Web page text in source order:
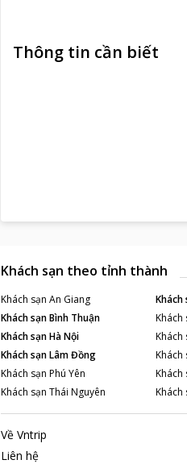
Thông tin cần biết
Khách sạn theo tỉnh thành
Khách sạn An Giang Khách
Khách sạnBình Thuận Khách
Khách sạnHà Nội Khách
Khách sạnLâm Đồng Khách
Khách sạn Phú Yên Khách
Khách sạn Thái Nguyên Khách
Về Vntrip
Liên hệ